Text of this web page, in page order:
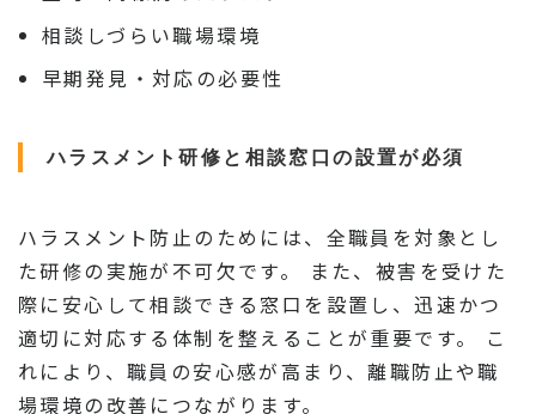
相談しづらい職場環境
早期発見・対応の必要性
ハラスメント研修と相談窓口の設置が必須
ハラスメント防止のためには、全職員を対象とし
た研修の実施が不可欠です。 また、被害を受けた
際に安心して相談できる窓口を設置し、迅速かつ
適切に対応する体制を整えることが重要です。 こ
れにより、職員の安心感が高まり、離職防止や職
場環境の改善につながります。